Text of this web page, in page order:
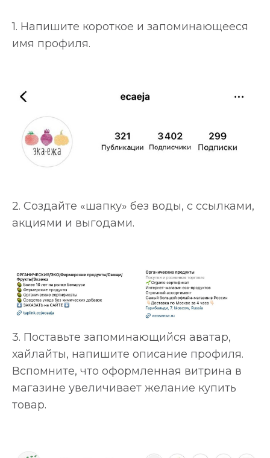
1. Напишите короткое и запоминающееся
имя профиля.
2. Создайте «шапку» без воды, с ссылками,
акциями и выгодами.
3. Поставьте запоминающийся аватар,
хайлайты, напишите описание профиля.
Вспомните, что оформленная витрина в
магазине увеличивает желание купить
товар.